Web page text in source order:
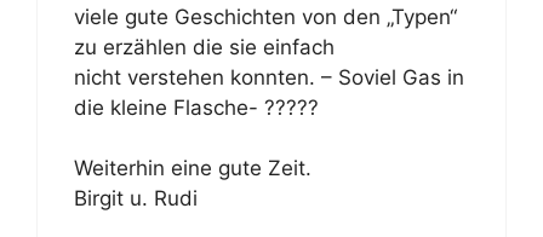
viele gute Geschichten von den „Typen“
zu erzählen die sie einfach
nicht verstehen konnten. – Soviel Gas in
die kleine Flasche- ?????
Weiterhin eine gute Zeit.
Birgit u. Rudi